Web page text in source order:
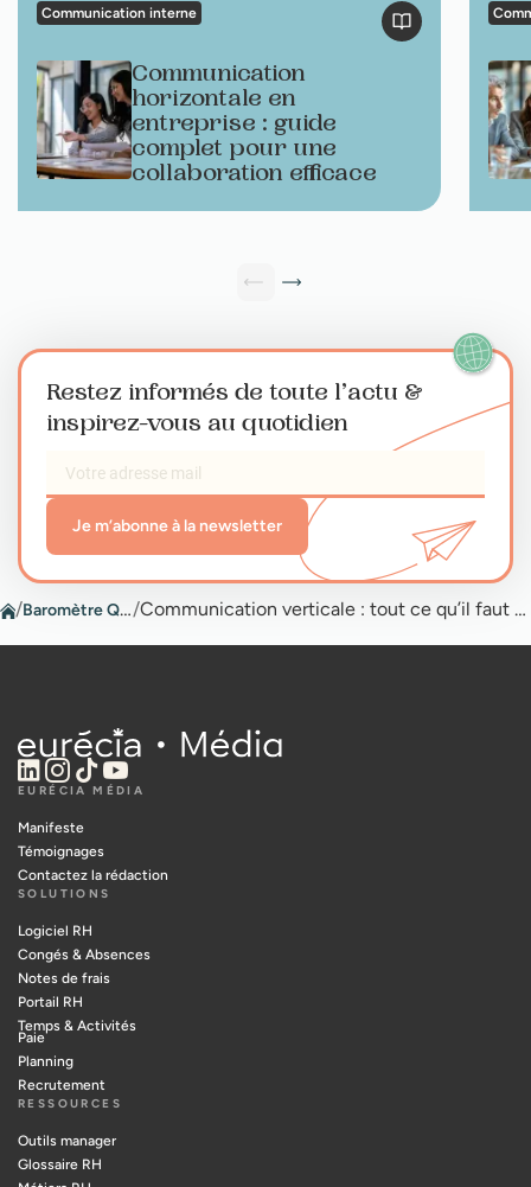
Communication interne
Communication
horizontale en
entreprise : guide
complet pour une
collaboration efficace
Restez informés de toute l’actu &
inspirez-vous au quotidien
Je m’abonne à la newsletter
/ Baromètre QVT/ Communication verticale : tout ce qu’il faut savoir
EURÉCIA MÉDIA
Manifeste
Témoignages
Contactez la rédaction
SOLUTIONS
Logiciel RH
Congés & Absences
Notes de frais
Portail RH
Temps & Activités
Paie
Planning
Recrutement
RESSOURCES
Outils manager
Glossaire RH